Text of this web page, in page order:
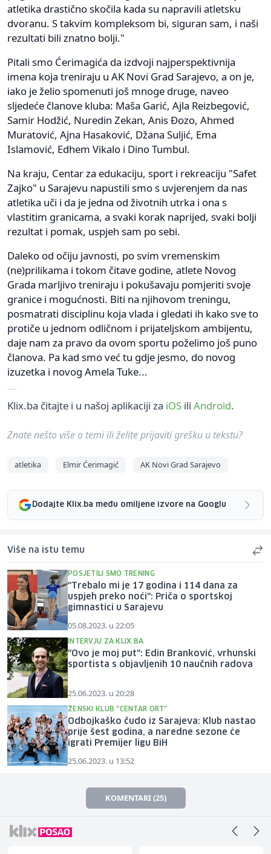
atletika drastično skočila kada su napravili atletsku
dvoranu. S takvim kompleksom bi, siguran sam, i naši
rezultati bili znatno bolji."
Pitali smo Ćerimagića da izdvoji najperspektivnija
imena koja treniraju u AK Novi Grad Sarajevo, a on je,
iako je želio spomenuti još mnoge druge, naveo
sljedeće članove kluba: Maša Garić, Ajla Reizbegović,
Samir Hodžić, Nuredin Zekan, Anis Đozo, Ahmed
Muratović, Ajna Hasaković, Džana Suljić, Ema
Islamović, Edhem Vikalo i Dino Tumbul.
Na kraju, Centar za edukaciju, sport i rekreaciju "Safet
Zajko" u Sarajevu napustili smo s uvjerenjem da nas
atletika uči i da je jedna od životnih utrka i ona s
vlastitim granicama, a svaki korak naprijed, svaki bolji
rezultat i pomak, uspjeh sam po sebi.
Daleko od očiju javnosti, po svim vremenskim
(ne)prilikama i tokom čitave godine, atlete Novog
Grada marljivo treniraju i pokušavaju pomjeriti svoje
granice i mogućnosti. Biti na njihovom treningu,
posmatrati disciplinu koja vlada i gledati ih kako sve to
protiče u jednom odličnom i prijateljskom ambijentu,
daje nam za pravo da ovom sportu poželimo još puno
članova. Pa kad smo već tu gdje jesmo, do novog
izuzetka i novog Amela Tuke...
Klix.ba čitajte i u našoj aplikaciji za iOS ili Android.
Znate nešto više o temi ili želite prijaviti grešku u tekstu?
atletika Elmir Ćerimagić AK Novi Grad Sarajevo
Dodajte Klix.ba među omiljene izvore na Googlu
Više na istu temu
POSJETILI SMO TRENING
"Trebalo mi je 17 godina i 114 dana za
uspjeh preko noći": Priča o sportskoj
gimnastici u Sarajevu
05.08.2023. u 22:05
INTERVJU ZA KLIX.BA
"Ovo je moj put": Edin Branković, vrhunski
sportista s objavljenih 10 naučnih radova
25.06.2023. u 20:28
ŽENSKI KLUB "CENTAR ORT"
Odbojkaško čudo iz Sarajeva: Klub nastao
prije šest godina, a naredne sezone će
igrati Premijer ligu BiH
25.06.2023. u 13:52
KOMENTARI (25)